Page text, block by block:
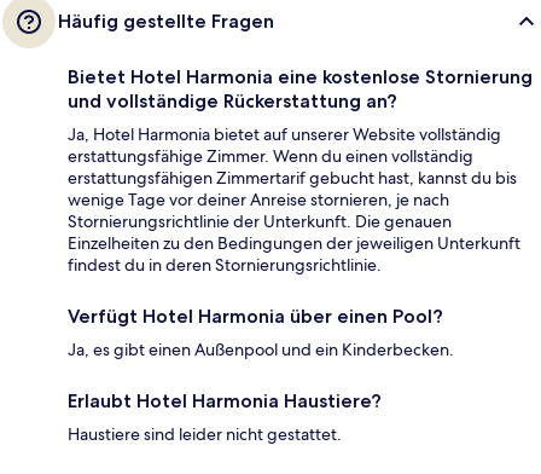
Häufig gestellte Fragen
Bietet Hotel Harmonia eine kostenlose Stornierung
und vollständige Rückerstattung an?
Ja, Hotel Harmonia bietet auf unserer Website vollständig
erstattungsfähige Zimmer. Wenn du einen vollständig
erstattungsfähigen Zimmertarif gebucht hast, kannst du bis
wenige Tage vor deiner Anreise stornieren, je nach
Stornierungsrichtlinie der Unterkunft. Die genauen
Einzelheiten zu den Bedingungen der jeweiligen Unterkunft
findest du in deren Stornierungsrichtlinie.
Verfügt Hotel Harmonia über einen Pool?
Ja, es gibt einen Außenpool und ein Kinderbecken.
Erlaubt Hotel Harmonia Haustiere?
Haustiere sind leider nicht gestattet.